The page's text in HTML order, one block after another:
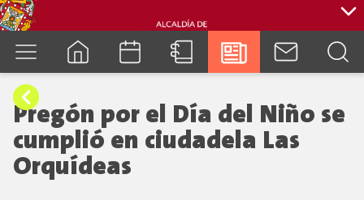
Pregón por el Día del Niño se
cumplió en ciudadela Las
Orquídeas